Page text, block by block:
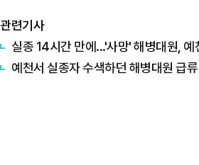
관련기사
실종 14시간 만에...'사망' 해병대원, 예
예천서 실종자 수색하던 해병대원 급